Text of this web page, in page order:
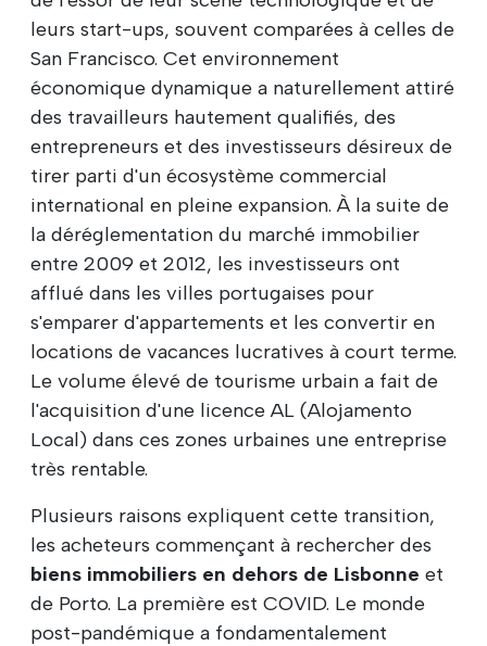
leurs start-ups, souvent comparées à celles de
San Francisco. Cet environnement
économique dynamique a naturellement attiré
des travailleurs hautement qualifiés, des
entrepreneurs et des investisseurs désireux de
tirer parti d'un écosystème commercial
international en pleine expansion. À la suite de
la déréglementation du marché immobilier
entre 2009 et 2012, les investisseurs ont
afflué dans les villes portugaises pour
s'emparer d'appartements et les convertir en
locations de vacances lucratives à court terme.
Le volume élevé de tourisme urbain a fait de
l'acquisition d'une licence AL (Alojamento
Local) dans ces zones urbaines une entreprise
très rentable.
Plusieurs raisons expliquent cette transition,
les acheteurs commençant à rechercher des
biens immobiliers en dehors de Lisbonne et
de Porto. La première est COVID. Le monde
post-pandémique a fondamentalement